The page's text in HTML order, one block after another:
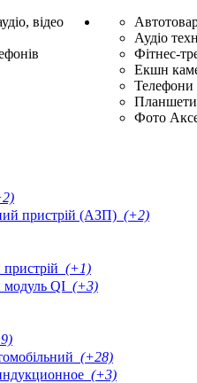
відео
Аудіо
Фітнес-
Екшн
Телефони
Планшети
Фото
пристрій (АЗП) (+2)
(+1)
модуль QI (+3)
(+28)
(+3)